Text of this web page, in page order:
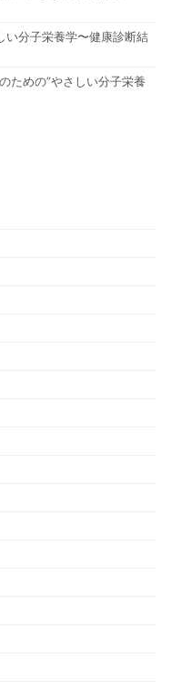
い分子栄養学〜健康診断結
ための”やさしい分子栄養